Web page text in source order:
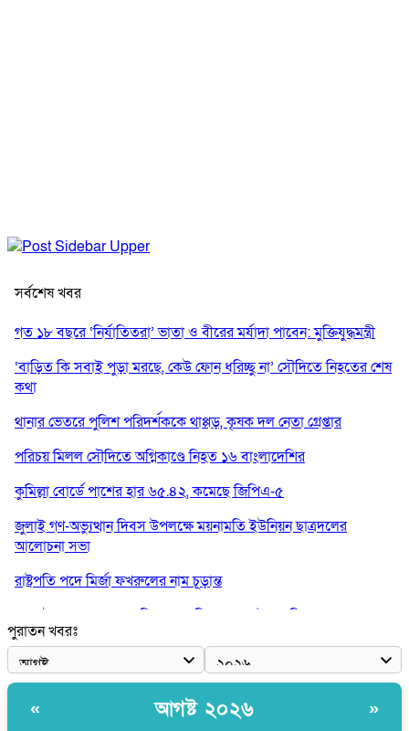
সর্বশেষ খবর
গত ১৮ বছরে ‘নির্যাতিতরা’ ভাতা ও বীরের মর্যাদা পাবেন: মুক্তিযুদ্ধমন্ত্রী
‘বাড়িত কি সবাই পুড়া মরছে, কেউ ফোন ধরিচ্ছু না’ সৌদিতে নিহতের শেষ
কথা
থানার ভেতরে পুলিশ পরিদর্শককে থাপ্পড়, কৃষক দল নেতা গ্রেপ্তার
পরিচয় মিলল সৌদিতে অগ্নিকাণ্ডে নিহত ১৬ বাংলাদেশির
কুমিল্লা বোর্ডে পাশের হার ৬৫.৪২, কমেছে জিপিএ-৫
জুলাই গণ-অভ্যুত্থান দিবস উপলক্ষে ময়নামতি ইউনিয়ন ছাত্রদলের
আলোচনা সভা
রাষ্ট্রপতি পদে মির্জা ফখরুলের নাম চূড়ান্ত
১০০ টাকায় গরুর মাংস দিয়ে ভাত বিক্রেতা ‘ভাইরাল মিজান’ গ্রেপ্তার
বাংলাদেশি বৃদ্ধকে ধরে নিয়ে যাওয়ার পরে ভারতীয় যুবককে ধরে আনলো
স্থানীয়রা
স্কুলছাত্রীকে লাথির ভিডিও ভাইরাল, অভিযুক্তের বদলে ভুক্তভোগীকেই
পুরাতন খবরঃ
« আগষ্ট ২০২৬ »